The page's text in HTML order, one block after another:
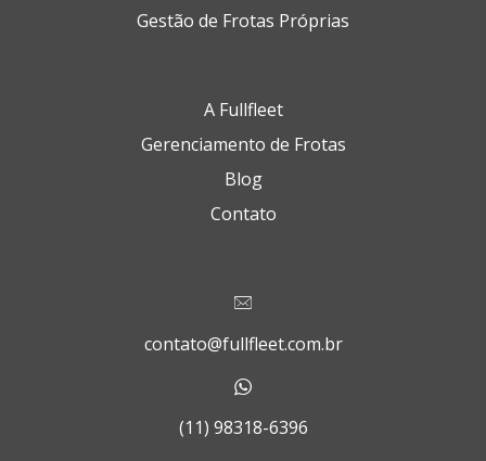
Gestão de Frotas Próprias
A Fullfleet
Gerenciamento de Frotas
Blog
Contato
contato@fullfleet.com.br
(11) 98318-6396